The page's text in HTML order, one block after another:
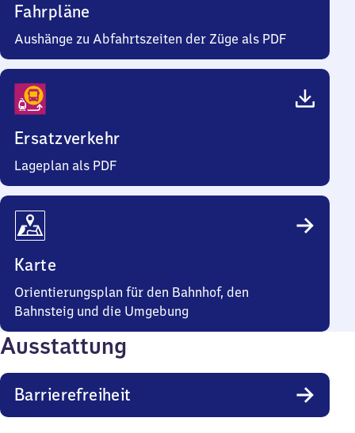
Fahrpläne
Aushänge zu Abfahrtszeiten der Züge als PDF
Ersatzverkehr
Lageplan als PDF
Karte
Orientierungsplan für den Bahnhof, den
Bahnsteig und die Umgebung
Ausstattung
Barrierefreiheit